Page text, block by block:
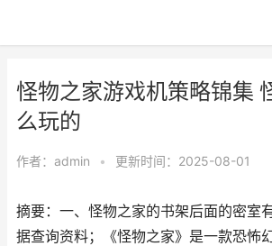
怪物之家游戏机策略锦集
么玩的
作者： admin • 更新时间：2025-08-01
摘要：一、怪物之家的书架后面的密室
据查询资料；《怪物之家》是一款恐怖